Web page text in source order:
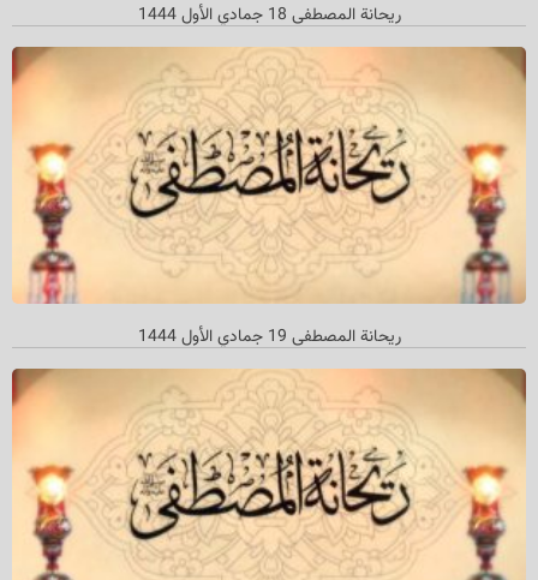
ریحانة المصطفی 18 جمادي الأول 1444
ريحانة المصطفى 19 جمادي الأول 1444